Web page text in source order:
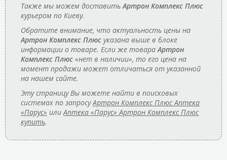
Также мы можем доставитьАртрон Комплекс Плюс
курьером по Киеву.
Обратите внимание, что актуальность цены на
Артрон Комплекс Плюс указана выше в блоке
информации о товаре. Если же товараАртрон
Комплекс Плюс «нет в наличии», то его цена на
момент продажи может отличаться от указанной
на нашем сайте.
Эту страницу Вы можете найти в поисковых
системах по запросуАртрон Комплекс Плюс Аптека
«Парус» илиАптека «Парус» Артрон Комплекс Плюс
купить.